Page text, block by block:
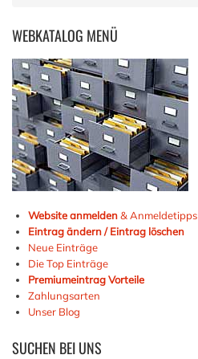
WEBKATALOG MENÜ
Website anmelden& Anmeldetipps
Eintrag ändern / Eintrag löschen
Neue Einträge
Die Top Einträge
Premiumeintrag Vorteile
Zahlungsarten
Unser Blog
SUCHEN BEI UNS